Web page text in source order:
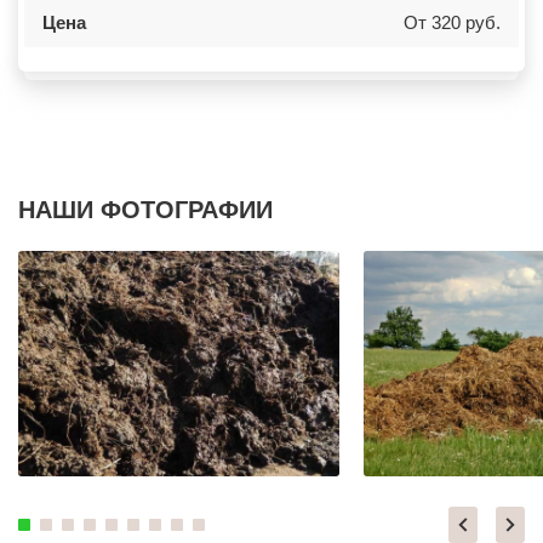
КЛИМОВСК
КОРЕНЕВО
КОРОЛЕВ
КОТЕЛЬНИКИ
КРАСКОВО
КРАСНАЯ ПАХРА
КРАСНОАРМЕЙСК
КРАСНОГОРСК
КРАСНОЗАВОДСК
КРАСНОЗНАМЕНСК
КРАТОВО
КРЮКОВО
КУБИНКА
КУПАВНА
КУРОВСКОЕ
ЛИКИНО-ДУЛЕВО
МИНЕРАЛЬНЫЕ ВОДЫ
ЧАПАЕВСК
АЛЕКСИН
БЕЛОРЕЧЕНСК
БОЛЬШОЙ КАМЕНЬ
КИРЖАЧ
ПРИОЗЕРСК
САЛЬСК
ТОБОЛЬСК
ВОТКИНСК
КИЗЛЯР
БЕРДСК
НЕФТЕЮГАНСК
Цена От 320 руб.
НАШИ ФОТОГРАФИИ